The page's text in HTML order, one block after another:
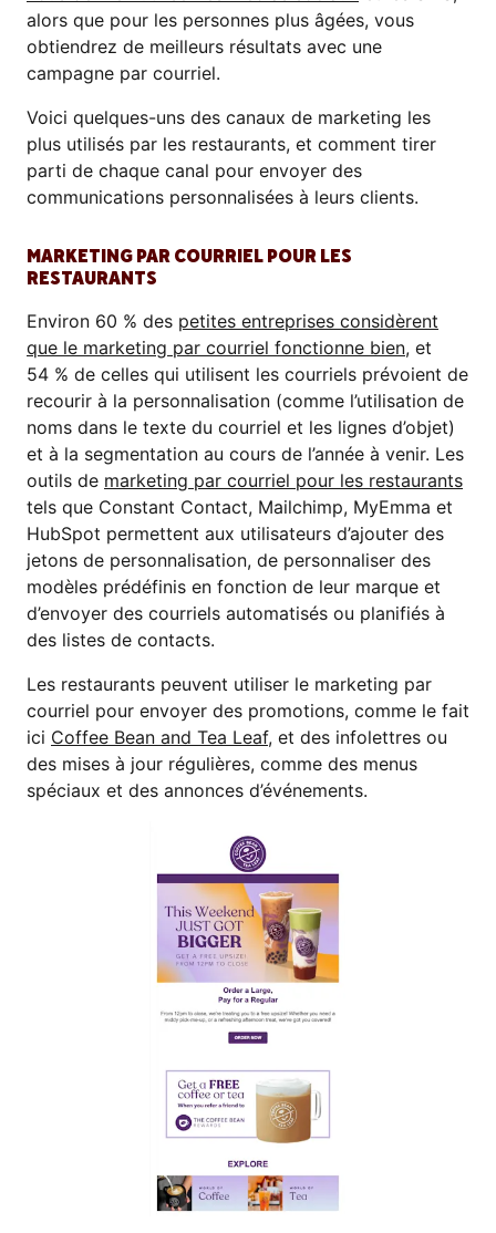
alors que pour les personnes plus âgées, vous
obtiendrez de meilleurs résultats avec une
campagne par courriel.
Voici quelques-uns des canaux de marketing les
plus utilisés par les restaurants, et comment tirer
parti de chaque canal pour envoyer des
communications personnalisées à leurs clients.
MARKETING PAR COURRIEL POUR LES
RESTAURANTS
Environ 60 % des petites entreprises considèrent
que le marketing par courriel fonctionne bien, et
54 % de celles qui utilisent les courriels prévoient de
recourir à la personnalisation (comme l’utilisation de
noms dans le texte du courriel et les lignes d’objet)
et à la segmentation au cours de l’année à venir. Les
outils de marketing par courriel pour les restaurants
tels que Constant Contact, Mailchimp, MyEmma et
HubSpot permettent aux utilisateurs d’ajouter des
jetons de personnalisation, de personnaliser des
modèles prédéfinis en fonction de leur marque et
d’envoyer des courriels automatisés ou planifiés à
des listes de contacts.
Les restaurants peuvent utiliser le marketing par
courriel pour envoyer des promotions, comme le fait
ici Coffee Bean and Tea Leaf, et des infolettres ou
des mises à jour régulières, comme des menus
spéciaux et des annonces d’événements.